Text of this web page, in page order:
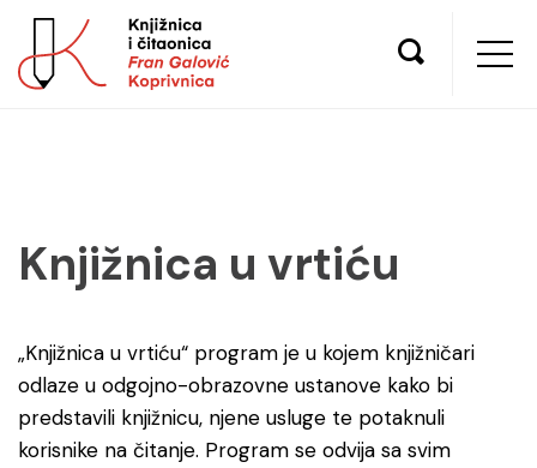
Knjižnica u vrtiću
„Knjižnica u vrtiću“ program je u kojem knjižničari
odlaze u odgojno-obrazovne ustanove kako bi
predstavili knjižnicu, njene usluge te potaknuli
korisnike na čitanje. Program se odvija sa svim